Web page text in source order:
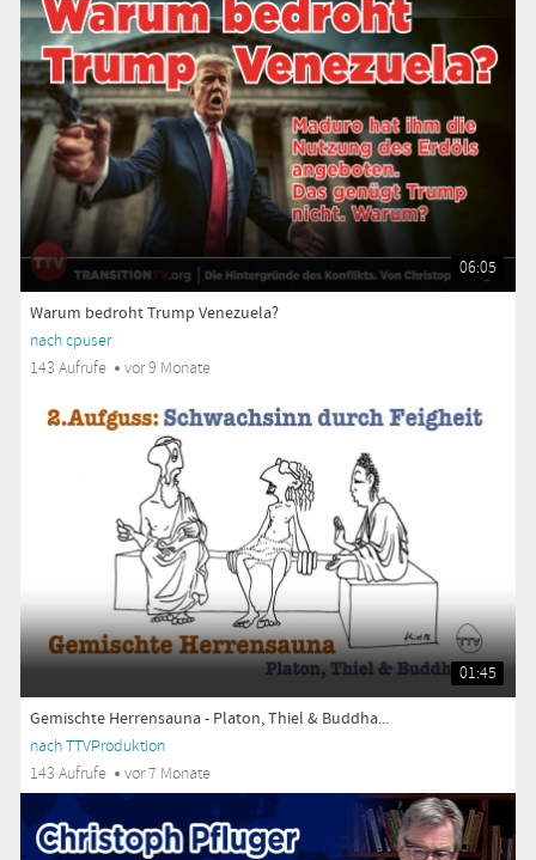
06:05
Warum bedroht Trump Venezuela?
nach cpuser
143 Aufrufe
vor 9 Monate
01:45
Gemischte Herrensauna - Platon, Thiel & Buddha...
nach TTVProduktion
143 Aufrufe
vor 7 Monate